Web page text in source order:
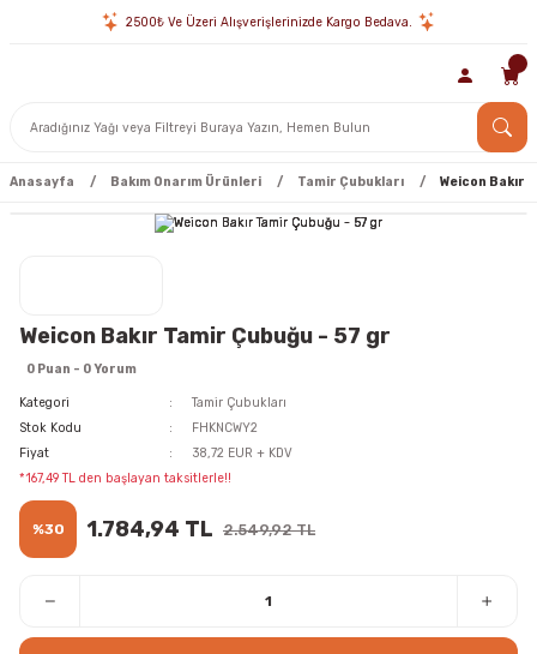
2500₺ Ve Üzeri Alışverişlerinizde Kargo Bedava.
Anasayfa Bakım Onarım Ürünleri Tamir Çubukları Weicon Bakır
Weicon Bakır Tamir Çubuğu - 57 gr
0 Puan - 0 Yorum
Kategori
Tamir Çubukları
Stok Kodu
FHKNCWY2
Fiyat
38,72 EUR + KDV
*167,49 TL den başlayan taksitlerle!!
%30 1.784,94 TL 2.549,92 TL